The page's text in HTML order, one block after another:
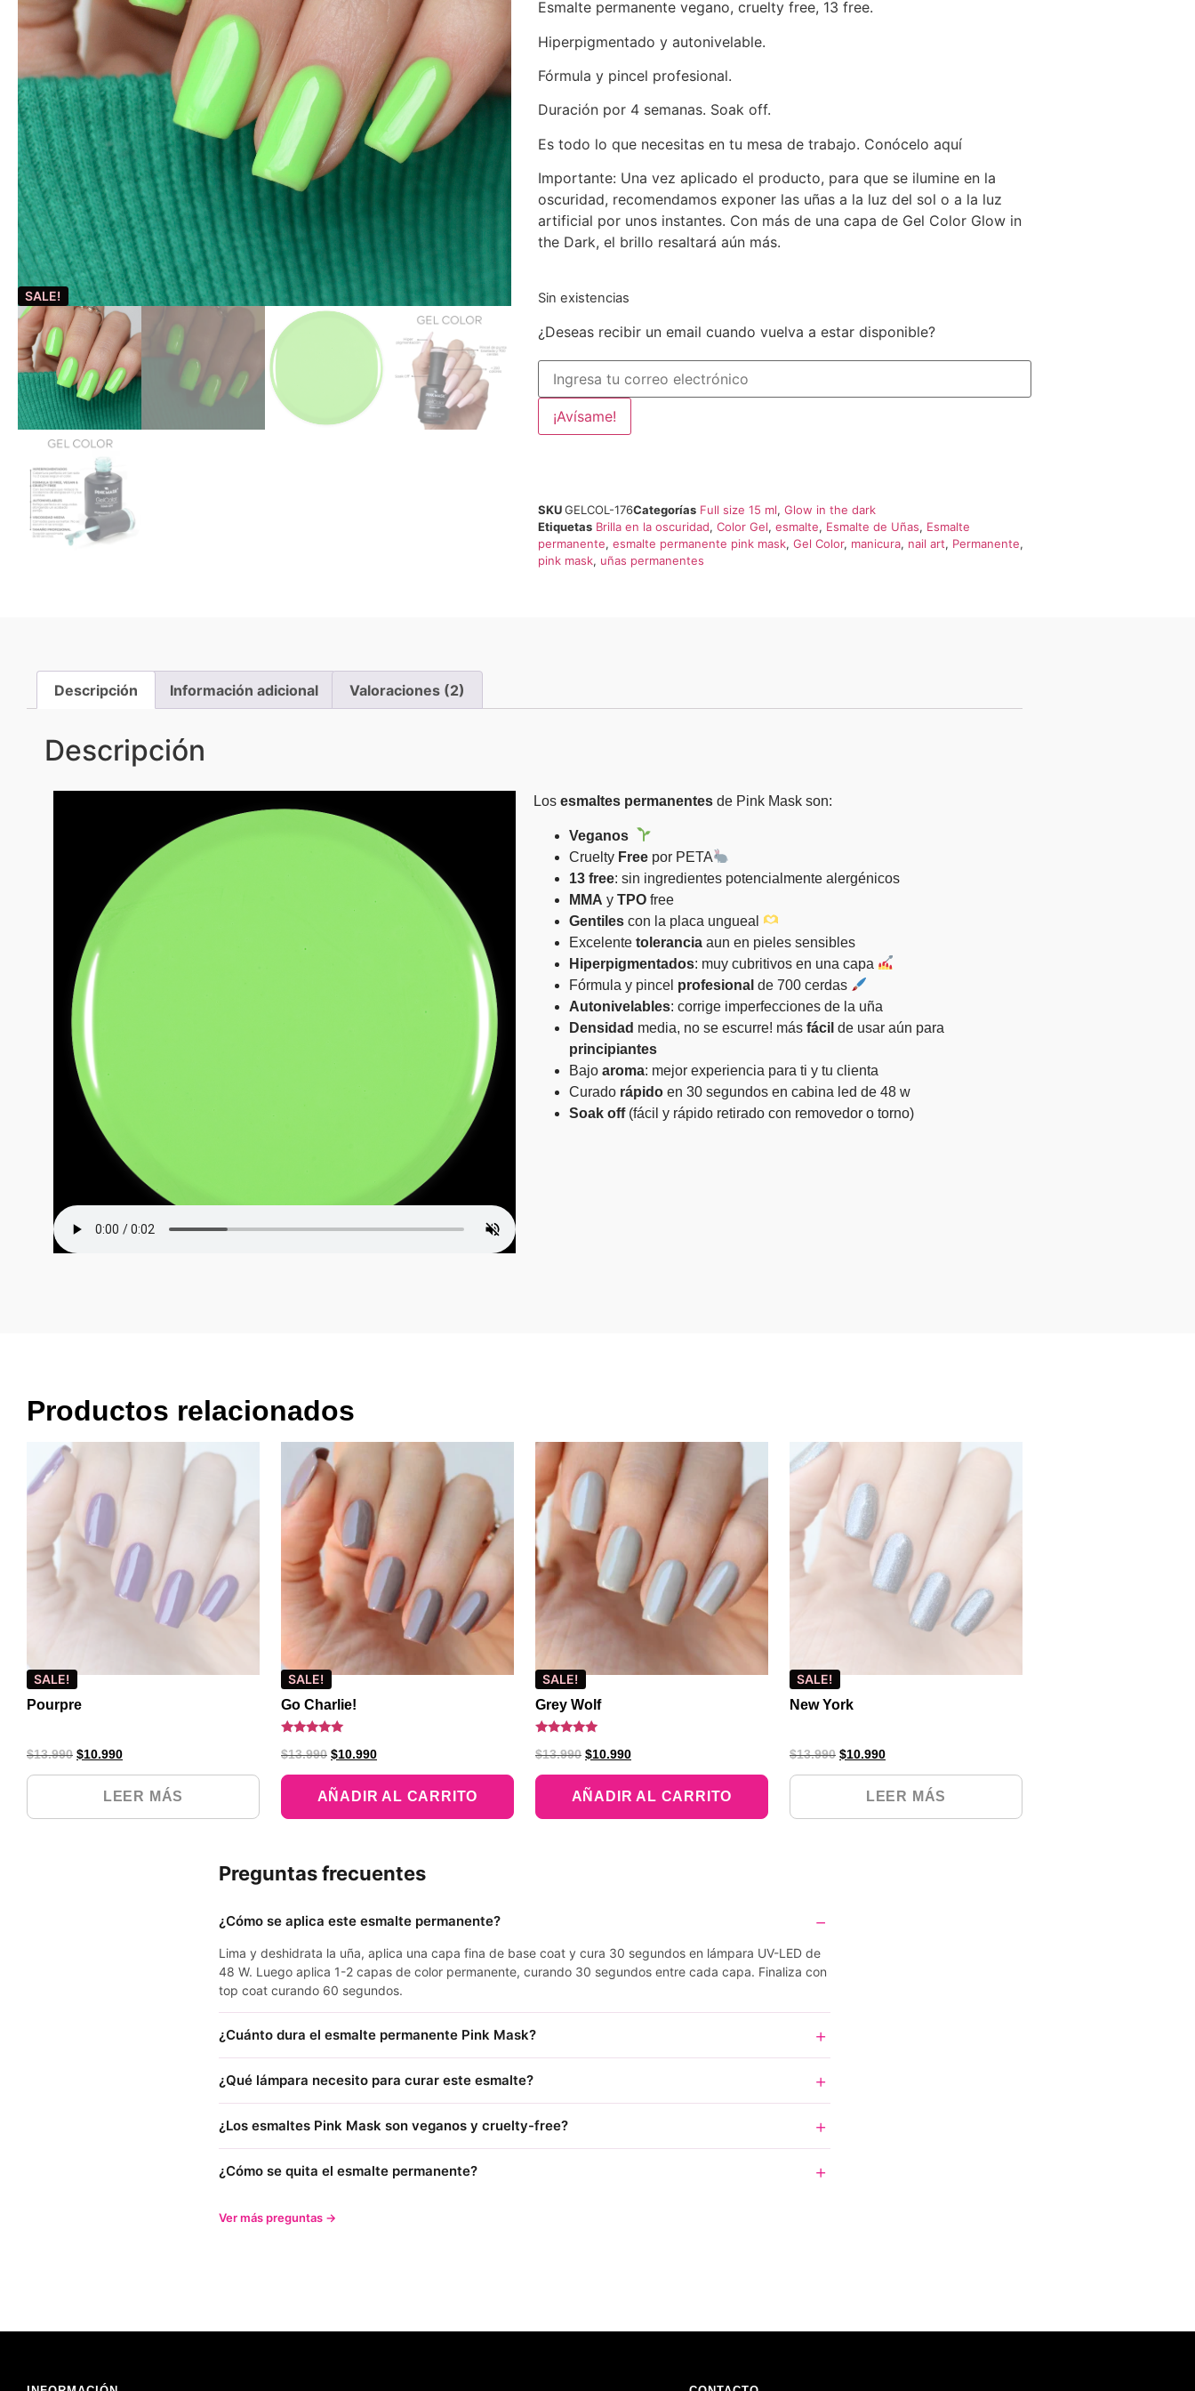
SALE!
Esmalte permanente vegano, cruelty free, 13 free.
Hiperpigmentado y autonivelable.
Fórmula y pincel profesional.
Duración por 4 semanas. Soak off.
Es todo lo que necesitas en tu mesa de trabajo. Conócelo aquí
Importante: Una vez aplicado el producto, para que se ilumine en la
oscuridad, recomendamos exponer las uñas a la luz del sol o a la luz
artificial por unos instantes. Con más de una capa de Gel Color Glow in
the Dark, el brillo resaltará aún más.
Sin existencias
¿Deseas recibir un email cuando vuelva a estar disponible?
¡Avísame!
SKUGELCOL-176Categorías Full size 15 ml, Glow in the dark
Etiquetas Brilla en la oscuridad, Color Gel, esmalte, Esmalte de Uñas, Esmalte
permanente, esmalte permanente pink mask, Gel Color, manicura, nail art, Permanente,
pink mask, uñas permanentes
Descripción Información adicional Valoraciones (2)
Descripción
Los esmaltes permanentes de Pink Mask son:
Veganos
Cruelty Free por PETA
13 free: sin ingredientes potencialmente alergénicos
MMA y TPO free
Gentiles con la placa ungueal
Excelente tolerancia aun en pieles sensibles
Hiperpigmentados: muy cubritivos en una capa
Fórmula y pincel profesional de 700 cerdas
Autonivelables: corrige imperfecciones de la uña
Densidad media, no se escurre! más fácil de usar aún para
principiantes
Bajo aroma: mejor experiencia para ti y tu clienta
Curado rápido en 30 segundos en cabina led de 48 w
Soak off(fácil y rápido retirado con removedor o torno)
Productos relacionados
SALE!
Pourpre
$13.990 $10.990
LEER MÁS
SALE!
Go Charlie!
con
de 5
$13.990 $10.990
AÑADIR AL CARRITO
SALE!
Grey Wolf
con
de 5
$13.990 $10.990
AÑADIR AL CARRITO
SALE!
New York
$13.990 $10.990
LEER MÁS
Preguntas frecuentes
¿Cómo se aplica este esmalte permanente?
Lima y deshidrata la uña, aplica una capa fina de base coat y cura 30 segundos en lámpara UV-LED de
48 W. Luego aplica 1-2 capas de color permanente, curando 30 segundos entre cada capa. Finaliza con
top coat curando 60 segundos.
¿Cuánto dura el esmalte permanente Pink Mask?
¿Qué lámpara necesito para curar este esmalte?
¿Los esmaltes Pink Mask son veganos y cruelty-free?
¿Cómo se quita el esmalte permanente?
Ver más preguntas →